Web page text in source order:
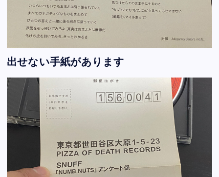
出せない手紙があります